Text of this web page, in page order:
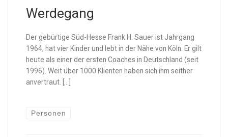
Werdegang
Der gebürtige Süd-Hesse Frank H. Sauer ist Jahrgang
1964, hat vier Kinder und lebt in der Nähe von Köln. Er gilt
heute als einer der ersten Coaches in Deutschland (seit
1996). Weit über 1000 Klienten haben sich ihm seither
anvertraut. […]
Personen